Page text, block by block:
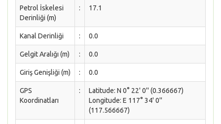
Petrol İskelesi
Derinliği (m)
: 17.1
Kanal Derinliği : 0.0
Gelgit Aralığı (m) : 0.0
Giriş Genişliği (m) : 0.0
GPS
Koordinatları
:
Latitude: N 0° 22' 0'' (0.366667)
Longitude: E 117° 34' 0''
(117.566667)